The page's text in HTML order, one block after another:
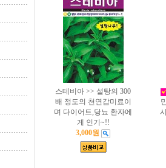
스테비아 >> 설탕의 300
배 정도의 천연감미료이
며 다이어트,당뇨 환자에
게 인기~!!
3,000원